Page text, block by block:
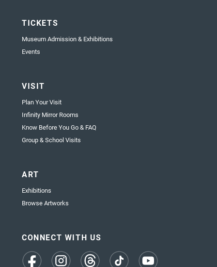
TICKETS
Museum Admission & Exhibitions
Events
VISIT
Plan Your Visit
Infinity Mirror Rooms
Know Before You Go & FAQ
Group & School Visits
ART
Exhibitions
Browse Artworks
CONNECT WITH US
(opens
(opens
(opens
(opens